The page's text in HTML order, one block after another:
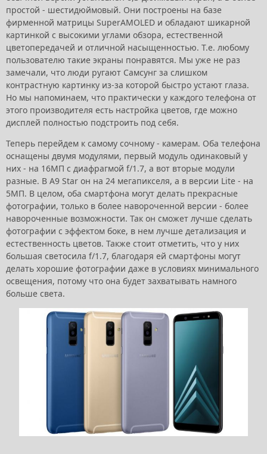
простой - шестидюймовый. Они построены на базе
фирменной матрицы SuperAMOLED и обладают шикарной
картинкой с высокими углами обзора, естественной
цветопередачей и отличной насыщенностью. Т.е. любому
пользователю такие экраны понравятся. Мы уже не раз
замечали, что люди ругают Самсунг за слишком
контрастную картинку из-за которой быстро устают глаза.
Но мы напоминаем, что практически у каждого телефона от
этого производителя есть настройка цветов, где можно
дисплей полностью подстроить под себя.
Теперь перейдем к самому сочному - камерам. Оба телефона
оснащены двумя модулями, первый модуль одинаковый у
них - на 16МП с диафрагмой f/1.7, а вот вторые модули
разные. В A9 Star он на 24 мегапикселя, а в версии Lite - на
5МП. В целом, оба смартфона могут делать прекрасные
фотографии, только в более навороченной версии - более
навороченные возможности. Так он сможет лучше сделать
фотографии с эффектом боке, в нем лучше детализация и
естественность цветов. Также стоит отметить, что у них
большая светосила f/1.7, благодаря ей смартфоны могут
делать хорошие фотографии даже в условиях минимального
освещения, потому что она будет захватывать намного
больше света.